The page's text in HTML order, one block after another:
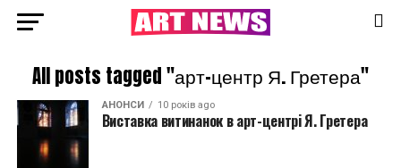
All posts tagged "арт-центр Я. Гретера"
АНОНСИ 10 років ago
Виставка витинанок в арт-центрі Я. Гретера